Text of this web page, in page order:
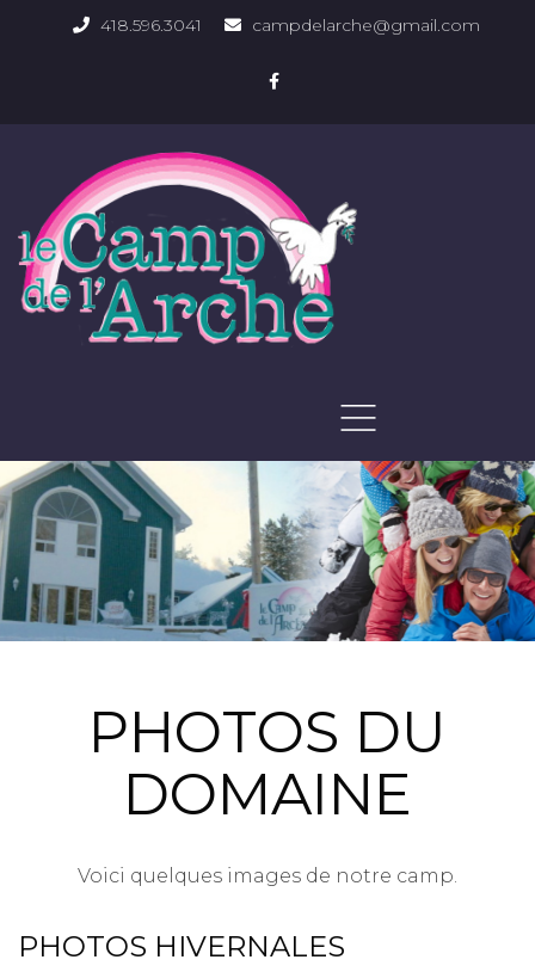
418.596.3041 campdelarche@gmail.com
PHOTOS DU DOMAINE
PHOTOS DU
DOMAINE
Voici quelques images de notre camp.
PHOTOS HIVERNALES